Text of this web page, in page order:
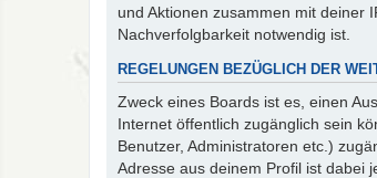
und Aktionen zusammen mit deiner
Nachverfolgbarkeit notwendig ist.
REGELUNGEN BEZÜGLICH DER
Zweck eines Boards ist es, einen
Internet öffentlich zugänglich sein
Benutzer, Administratoren etc.)
Adresse aus deinem Profil ist dabei